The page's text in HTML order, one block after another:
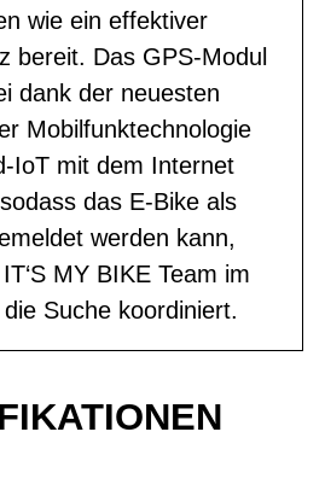
wie ein effektiver
bereit. Das GPS-Modul
dank der neuesten
Mobilfunktechnologie
IoT mit dem Internet
das E-Bike als
werden kann,
MY BIKE Team im
Suche koordiniert.